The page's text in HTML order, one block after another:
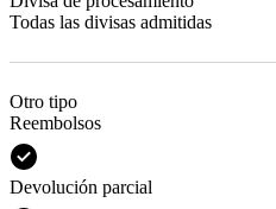
Todas las divisas admitidas
Otro tipo
Reembolsos
Devolución parcial